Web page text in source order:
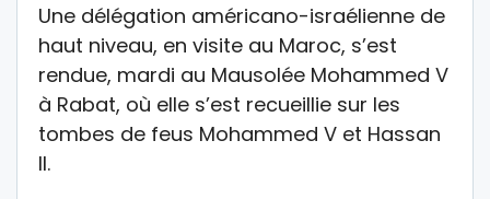
Une délégation américano-israélienne de
haut niveau, en visite au Maroc, s’est
rendue, mardi au Mausolée Mohammed V
à Rabat, où elle s’est recueillie sur les
tombes de feus Mohammed V et Hassan
II.